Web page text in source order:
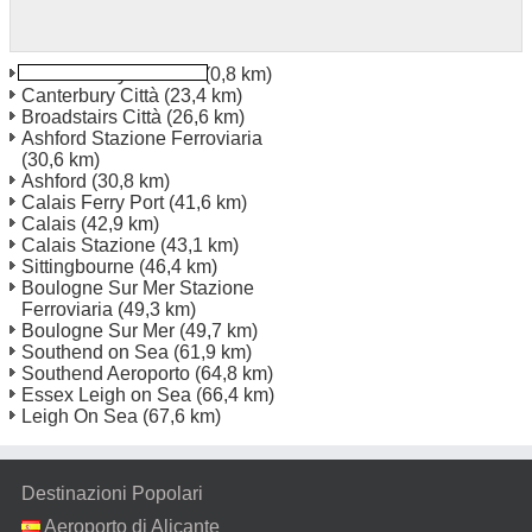
(0,8 km)
Canterbury Città (23,4 km)
Broadstairs Città (26,6 km)
Ashford Stazione Ferroviaria
(30,6 km)
Ashford (30,8 km)
Calais Ferry Port(41,6 km)
Calais (42,9 km)
Calais Stazione (43,1 km)
Sittingbourne (46,4 km)
Boulogne Sur Mer Stazione
Ferroviaria (49,3 km)
Boulogne Sur Mer (49,7 km)
Southend on Sea (61,9 km)
Southend Aeroporto (64,8 km)
Essex Leigh on Sea (66,4 km)
Leigh On Sea (67,6 km)
Destinazioni Popolari
Aeroporto di Alicante